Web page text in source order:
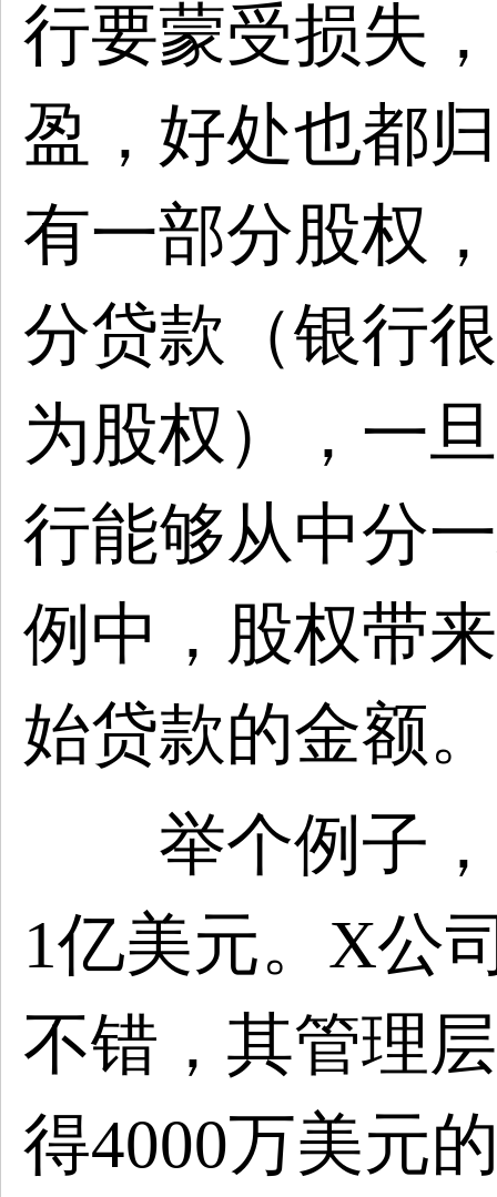
行要蒙受损失
盈，好处也都
有一部分股权
分贷款（银行
为股权），一
行能够从中分
例中，股权带
始贷款的金额。
举个例子，
1亿美元。X公
不错，其管理
得4000万美元